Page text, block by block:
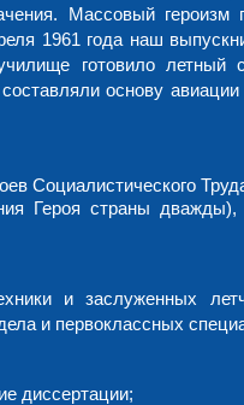
Массовый героизм
1961 года наш
готовило летный
основу
Социалистического
Героя страны дважды),
и заслуженных
и первоклассных
диссертации;